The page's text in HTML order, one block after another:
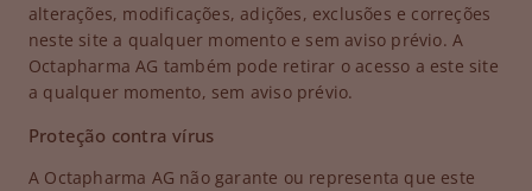
alterações, modificações, adições, exclusões e correções
neste site a qualquer momento e sem aviso prévio. A
Octapharma AG também pode retirar o acesso a este site
a qualquer momento, sem aviso prévio.
Proteção contra vírus
A Octapharma AG não garante ou representa que este